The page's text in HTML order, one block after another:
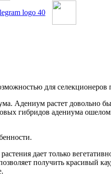
для
Адениум растет довольно
гибридов адениума
дает только
получить красивый